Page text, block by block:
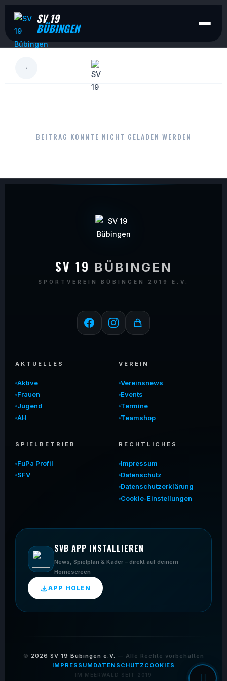
SV 19
BÜBINGEN
BEITRAG KONNTE NICHT GELADEN WERDEN
SV 19 BÜBINGEN
SPORTVEREIN BÜBINGEN 2019 E.V.
AKTUELLES
Aktive
Frauen
Jugend
AH
VEREIN
Vereinsnews
Events
Termine
Teamshop
SPIELBETRIEB
FuPa Profil
SFV
RECHTLICHES
Impressum
Datenschutz
Datenschutzerklärung
Cookie-Einstellungen
SVB APP INSTALLIEREN
News, Spielplan & Kader – direkt auf deinem
Homescreen
APP HOLEN
© 2026 SV 19 Bübingen e.V. — Alle Rechte vorbehalten
IMPRESSUM DATENSCHUTZ COOKIES
IM MEERWALD SEIT 2019